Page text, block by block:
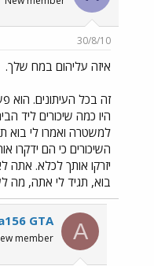
30/8/10
איזה עליהום במח שלך.
זה בכל העיתונים. הוא
היו כמה שיכורים ליד
למשטרה ואמרו לי בוא
השיכורים כי הם ידקרו
יזרקו אותך לכלא. אתה
בוא, תגיד לי אתה, מה
A
GTA
member